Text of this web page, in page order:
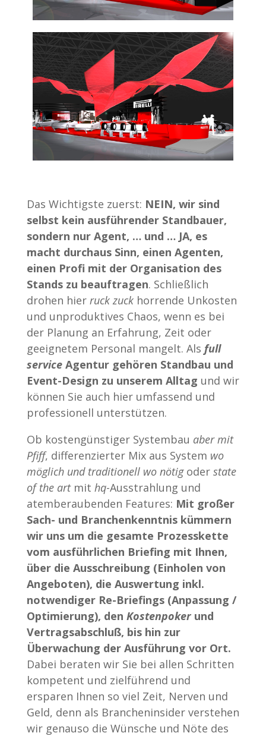
Das Wichtigste zuerst: NEIN, wir sind
selbst kein ausführender Standbauer,
sondern nur Agent, … und … JA, es
macht durchaus Sinn, einen Agenten,
einen Profi mit der Organisation des
Stands zu beauftragen. Schließlich
drohen hier ruck zuckhorrende Unkosten
und unproduktives Chaos, wenn es bei
der Planung an Erfahrung, Zeit oder
geeignetem Personal mangelt. Als full
serviceAgentur gehören Standbau und
Event-Design zu unserem Alltag und wir
können Sie auch hier umfassend und
professionell unterstützen.
Ob kostengünstiger Systembau aber mit
Pfiff, differenzierter Mix aus System wo
möglich und traditionell wo nötigoder state
of the artmit hq-Ausstrahlung und
atemberaubenden Features: Mit großer
Sach- und Branchenkenntnis kümmern
wir uns um die gesamte Prozesskette
vom ausführlichen Briefing mit Ihnen,
über die Ausschreibung (Einholen von
Angeboten), die Auswertung inkl.
notwendiger Re-Briefings (Anpassung /
Optimierung), den Kostenpokerund
Vertragsabschluß, bis hin zur
Überwachung der Ausführung vor Ort.
Dabei beraten wir Sie bei allen Schritten
kompetent und zielführend und
ersparen Ihnen so viel Zeit, Nerven und
Geld, denn als Brancheninsider verstehen
wir genauso die Wünsche und Nöte des